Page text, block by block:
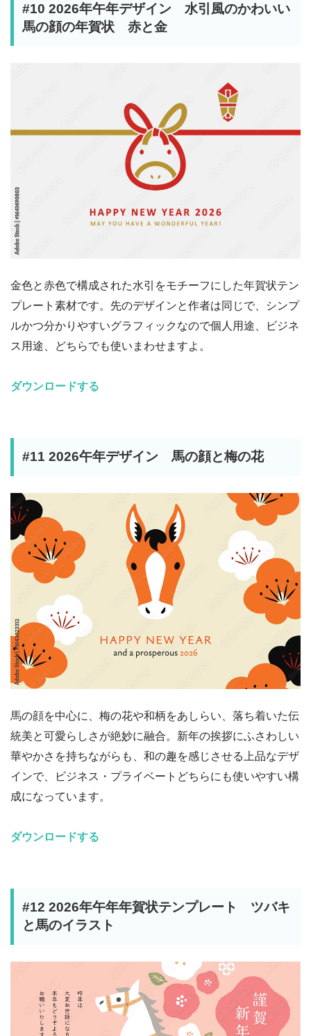
#10 2026年午年デザイン 水引風のかわいい
馬の顔の年賀状 赤と金
金色と赤色で構成された水引をモチーフにした年賀状テン
プレート素材です。先のデザインと作者は同じで、シンプ
ルかつ分かりやすいグラフィックなので個人用途、ビジネ
ス用途、どちらでも使いまわせますよ。
ダウンロードする
#11 2026午年デザイン 馬の顔と梅の花
馬の顔を中心に、梅の花や和柄をあしらい、落ち着いた伝
統美と可愛らしさが絶妙に融合。新年の挨拶にふさわしい
華やかさを持ちながらも、和の趣を感じさせる上品なデザ
インで、ビジネス・プライベートどちらにも使いやすい構
成になっています。
ダウンロードする
#12 2026年午年年賀状テンプレート ツバキ
と馬のイラスト